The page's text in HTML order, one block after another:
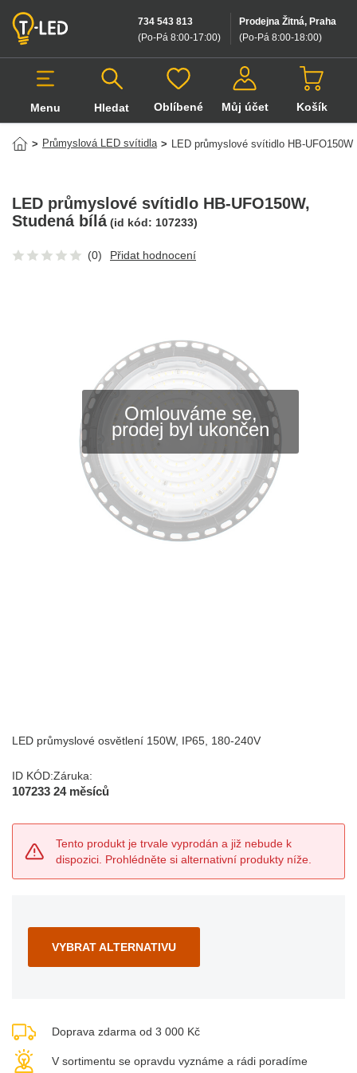
Prodejna Žitná, Praha
(Po-Pá 8:00-18:00)
734 543 813
(Po-Pá 8:00-17:00)
Menu Hledat
Hledat v produktech
Oblíbené Můj účet Košík
> Průmyslová LED svítidla > LED průmyslové svítidlo HB-UFO150W
Omlouváme se,
prodej byl ukončen
LED průmyslové svítidlo HB-UFO150W,
Studená bílá (id kód: 107233)
(0) Přidat hodnocení
LED průmyslové osvětlení 150W, IP65, 180-240V
ID KÓD:
107233
Záruka:
24 měsíců
Tento produkt je trvale vyprodán a již nebude k
dispozici. Prohlédněte si alternativní produkty níže.
VYBRAT ALTERNATIVU
Doprava zdarma od 3 000 Kč
V sortimentu se opravdu vyznáme a rádi poradíme